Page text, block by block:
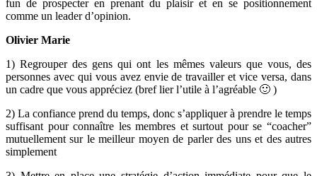
fun de prospecter en prenant du plaisir et en se positionnement
comme un leader d’opinion.
Olivier Marie
1) Regrouper des gens qui ont les mêmes valeurs que vous, des
personnes avec qui vous avez envie de travailler et vice versa, dans
un cadre que vous appréciez (bref lier l’utile à l’agréable 🙂 )
2) La confiance prend du temps, donc s’appliquer à prendre le temps
suffisant pour connaître les membres et surtout pour se “coacher”
mutuellement sur le meilleur moyen de parler des uns et des autres
simplement